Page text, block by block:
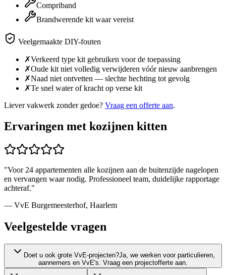
Compriband
Brandwerende kit waar vereist
Veelgemaakte DIY-fouten
✗Verkeerd type kit gebruiken voor de toepassing
✗Oude kit niet volledig verwijderen vóór nieuw aanbrengen
✗Naad niet ontvetten — slechte hechting tot gevolg
✗Te snel water of kracht op verse kit
Liever vakwerk zonder gedoe? Vraag een offerte aan.
Ervaringen met kozijnen kitten
"Voor 24 appartementen alle kozijnen aan de buitenzijde nagelopen
en vervangen waar nodig. Professioneel team, duidelijke rapportage
achteraf."
— VvE Burgemeesterhof, Haarlem
Veelgestelde vragen
Doet u ook grote VvE-projecten?Ja, we werken voor particulieren,
aannemers en VvE's. Vraag een projectofferte aan.